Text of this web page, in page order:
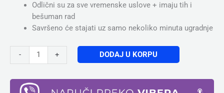
Odlični su za sve vremenske uslove + imaju tih i
bešuman rad
Savršeno će stajati uz samo nekoliko minuta ugradnje
- + DODAJ U KORPU